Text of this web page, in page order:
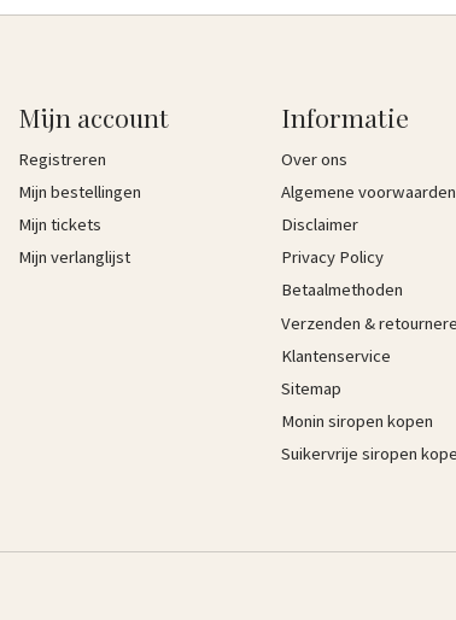
Mijn account
Registreren
Mijn bestellingen
Mijn tickets
Mijn verlanglijst
Informatie
Over ons
Algemene voorwaarden
Disclaimer
Privacy Policy
Betaalmethoden
Verzenden &
Klantenservice
Sitemap
Monin siropen kopen
Suikervrije siropen